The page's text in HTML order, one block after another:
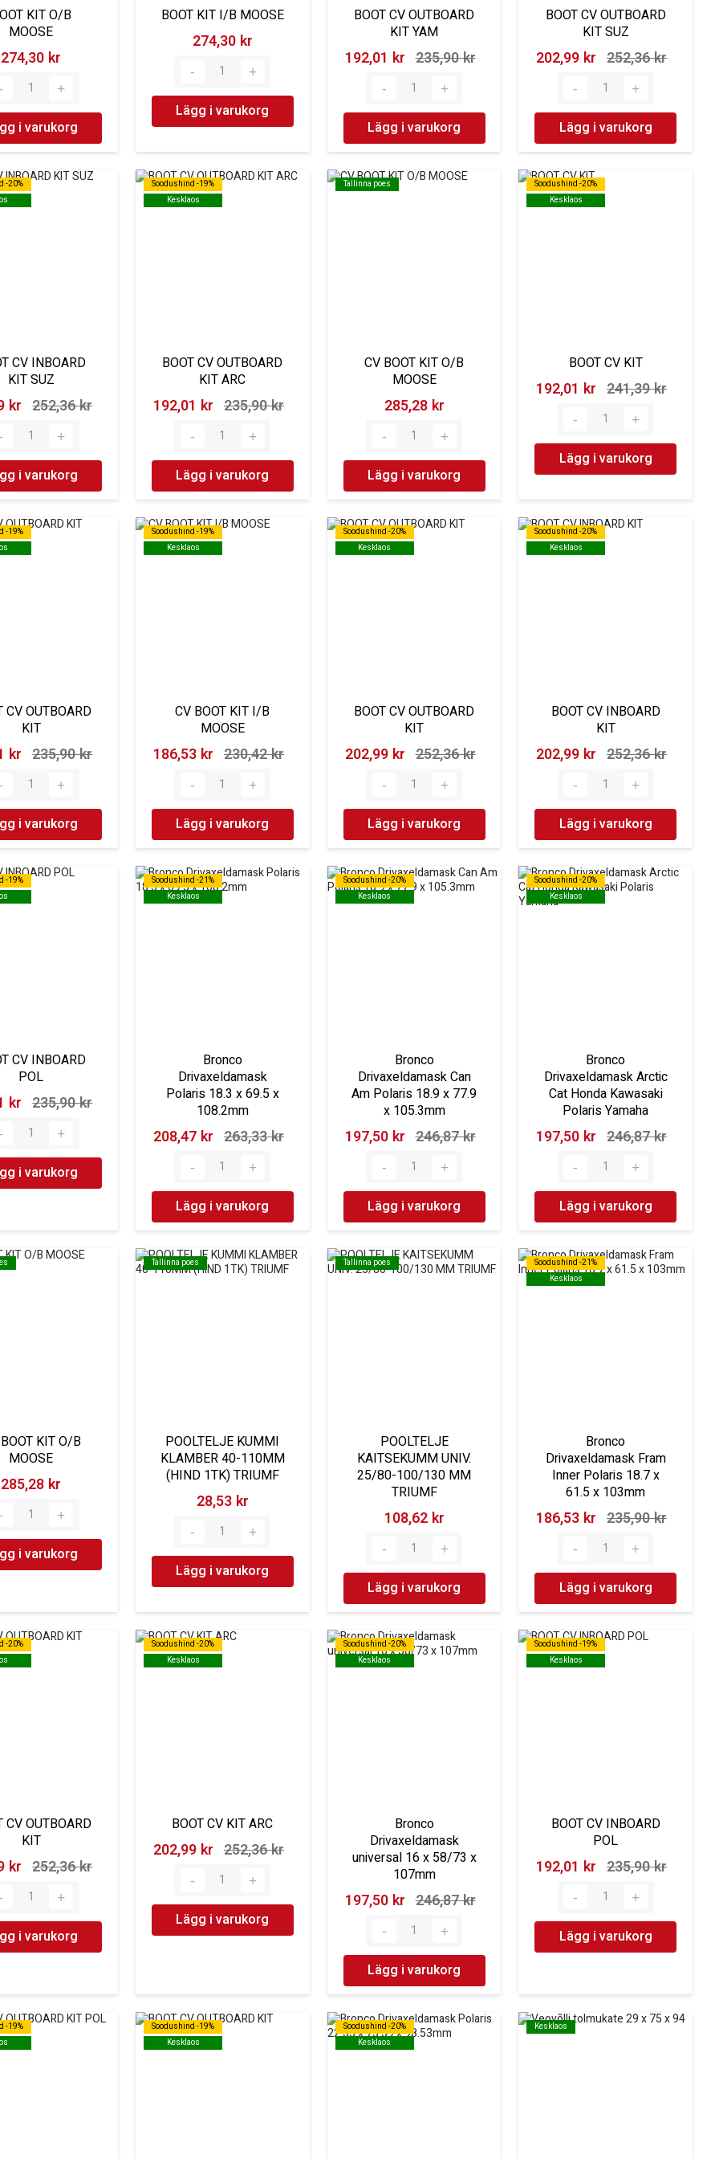
KIT O/B
MOOSE
274,30 kr‎
i varukorg
BOOT KIT I/B MOOSE
274,30 kr‎
Lägg i varukorg
BOOT CV OUTBOARD
KIT YAM
192,01 kr‎ 235,90 kr‎
Lägg i varukorg
BOOT CV OUTBOARD
KIT SUZ
202,99 kr‎ 252,36 kr‎
Lägg i varukorg
-20%
-20%
CV INBOARD
KIT SUZ
kr‎ 252,36 kr‎
i varukorg
Soodushind -19%
Kesklaos
Soodushind -19%
Kesklaos
BOOT CV OUTBOARD
KIT ARC
192,01 kr‎ 235,90 kr‎
Lägg i varukorg
Tallinna poes
Tallinna poes
CV BOOT KIT O/B
MOOSE
285,28 kr‎
Lägg i varukorg
Soodushind -20%
Kesklaos
Soodushind -20%
Kesklaos
BOOT CV KIT
192,01 kr‎ 241,39 kr‎
Lägg i varukorg
-19%
-19%
CV OUTBOARD
KIT
kr‎ 235,90 kr‎
i varukorg
Soodushind -19%
Kesklaos
Soodushind -19%
Kesklaos
CV BOOT KIT I/B
MOOSE
186,53 kr‎ 230,42 kr‎
Lägg i varukorg
Soodushind -20%
Kesklaos
Soodushind -20%
Kesklaos
BOOT CV OUTBOARD
KIT
202,99 kr‎ 252,36 kr‎
Lägg i varukorg
Soodushind -20%
Kesklaos
Soodushind -20%
Kesklaos
BOOT CV INBOARD
KIT
202,99 kr‎ 252,36 kr‎
Lägg i varukorg
-19%
-19%
CV INBOARD
POL
kr‎ 235,90 kr‎
i varukorg
Soodushind -21%
Kesklaos
Soodushind -21%
Kesklaos
Bronco
Drivaxeldamask
Polaris 18.3 x 69.5 x
108.2mm
208,47 kr‎ 263,33 kr‎
Lägg i varukorg
Soodushind -20%
Kesklaos
Soodushind -20%
Kesklaos
Bronco
Drivaxeldamask Can
Am Polaris 18.9 x 77.9
x 105.3mm
197,50 kr‎ 246,87 kr‎
Lägg i varukorg
Soodushind -20%
Kesklaos
Soodushind -20%
Kesklaos
Bronco
Drivaxeldamask Arctic
Cat Honda Kawasaki
Polaris Yamaha
197,50 kr‎ 246,87 kr‎
Lägg i varukorg
KIT O/B
MOOSE
285,28 kr‎
i varukorg
Tallinna poes
Tallinna poes
POOLTELJE KUMMI
KLAMBER 40-110MM
(HIND 1TK) TRIUMF
28,53 kr‎
Lägg i varukorg
Tallinna poes
Tallinna poes
POOLTELJE
KAITSEKUMM UNIV.
25/80-100/130 MM
TRIUMF
108,62 kr‎
Lägg i varukorg
Soodushind -21%
Kesklaos
Soodushind -21%
Kesklaos
Bronco
Drivaxeldamask Fram
Inner Polaris 18.7 x
61.5 x 103mm
186,53 kr‎ 235,90 kr‎
Lägg i varukorg
-20%
-20%
CV OUTBOARD
KIT
kr‎ 252,36 kr‎
i varukorg
Soodushind -20%
Kesklaos
Soodushind -20%
Kesklaos
BOOT CV KIT ARC
202,99 kr‎ 252,36 kr‎
Lägg i varukorg
Soodushind -20%
Kesklaos
Soodushind -20%
Kesklaos
Bronco
Drivaxeldamask
universal 16 x 58/73 x
107mm
197,50 kr‎ 246,87 kr‎
Lägg i varukorg
Soodushind -19%
Kesklaos
Soodushind -19%
Kesklaos
BOOT CV INBOARD
POL
192,01 kr‎ 235,90 kr‎
Lägg i varukorg
-19%
-19%
Soodushind -19%
Kesklaos
Soodushind -19%
Kesklaos
Soodushind -20%
Kesklaos
Soodushind -20%
Kesklaos
Kesklaos
Kesklaos